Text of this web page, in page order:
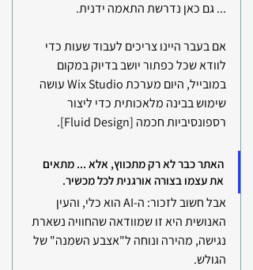
... גם כאן נדרשת התאמה ידנית.
אם בעבר היינו צריכים לעבוד שעות כדי
לוודא שכל כפתור יושב בדיוק במקום
במובייל, היום מערכת Wix Studio עושה
שימוש בבינה מלאכותית כדי ליצור
רספונסיביות חכמה [Fluid Design].
האתר כבר לא רק מתכווץ, אלא ... מתאים
את עצמו בצורה אורגנית לכל מכשיר.
אבל חשוב לזכור: ה-AI הוא כלי, והעין
האנושית היא זו שמוודאה שהחוויה נשארת
נגישה, מהירה ונוחה ל"אצבע השמנה" של
הגולש.